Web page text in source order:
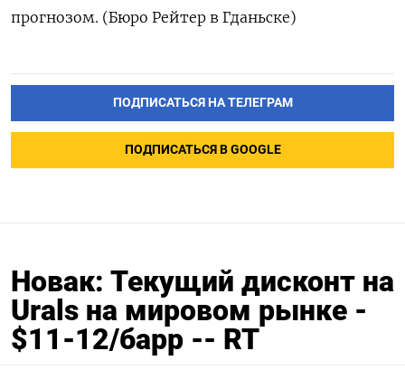
прогнозом. (Бюро Рейтер в Гданьске)
ПОДПИСАТЬСЯ НА ТЕЛЕГРАМ
ПОДПИСАТЬСЯ В GOOGLE
Новак: Текущий дисконт на
Urals на мировом рынке -
$11-12/барр -- RT